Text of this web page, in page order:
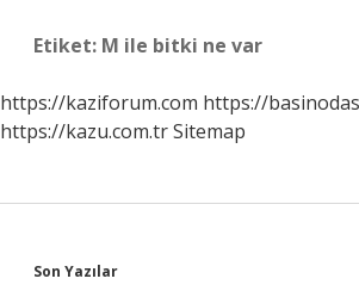
Etiket: M ile bitki ne var
https://kaziforum.com https://
https://kazu.com.trSitemap
Son Yazılar